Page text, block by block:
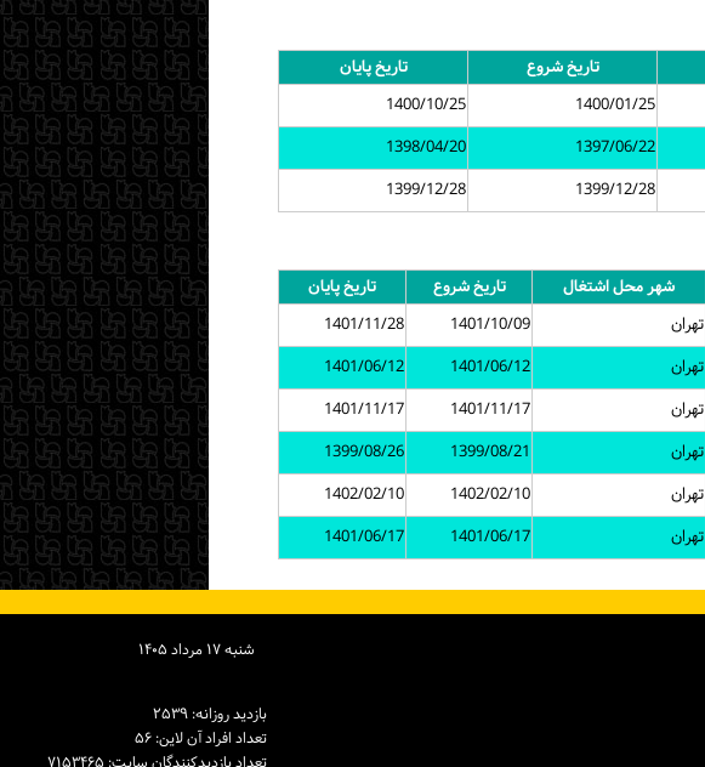
تاریخ شروع تاریخ پایان
1400/01/25
1400/10/25
1397/06/22
1398/04/20
1399/12/28
1399/12/28
شهر محل اشتغال تاریخ شروع تاریخ پایان
تهران 1401/10/09
1401/11/28
تهران 1401/06/12
1401/06/12
تهران 1401/11/17
1401/11/17
تهران 1399/08/21
1399/08/26
تهران 1402/02/10
1402/02/10
تهران 1401/06/17
1401/06/17
شنبه ۱۷ مرداد ۱۴۰۵
بازدید روزانه: ۲۵۳۹
تعداد افراد آن لاین: ۵۶